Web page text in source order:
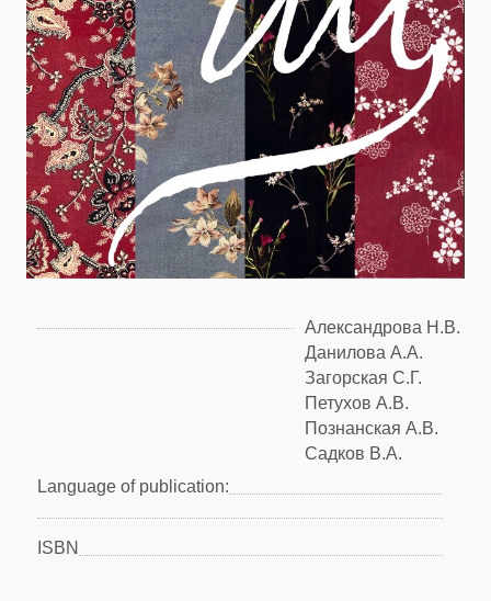
Александрова Н.В.
Данилова А.А.
Загорская С.Г.
Петухов А.В.
Познанская А.В.
Садков В.А.
Language of publication:
ISBN